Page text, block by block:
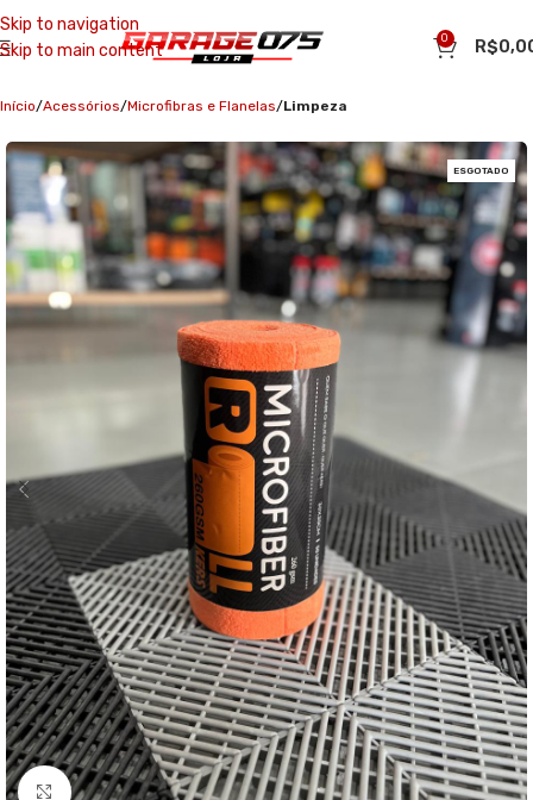
Skip to navigation
Skip to main content
0 R$
Início Acessórios Microfibras e Flanelas Limpeza
ESGOTADO
Clique para ampliar